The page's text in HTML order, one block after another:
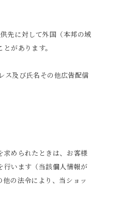
先に対して外国（本邦の域
があります。
ス及び氏名その他広告配信
求められたときは、お客様
行います（当該個人情報が
の法令により、当ショッ